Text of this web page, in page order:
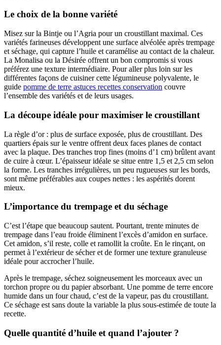
Le choix de la bonne variété
Misez sur la Bintje ou l’Agria pour un croustillant maximal. Ces
variétés farineuses développent une surface alvéolée après trempage
et séchage, qui capture l’huile et caramélise au contact de la chaleur.
La Monalisa ou la Désirée offrent un bon compromis si vous
préférez une texture intermédiaire. Pour aller plus loin sur les
différentes façons de cuisiner cette légumineuse polyvalente, le
guide pomme de terre astuces recettes conservation couvre
l’ensemble des variétés et de leurs usages.
La découpe idéale pour maximiser le croustillant
La règle d’or : plus de surface exposée, plus de croustillant. Des
quartiers épais sur le ventre offrent deux faces planes de contact
avec la plaque. Des tranches trop fines (moins d’1 cm) brûlent avant
de cuire à cœur. L’épaisseur idéale se situe entre 1,5 et 2,5 cm selon
la forme. Les tranches irrégulières, un peu rugueuses sur les bords,
sont même préférables aux coupes nettes : les aspérités dorent
mieux.
L’importance du trempage et du séchage
C’est l’étape que beaucoup sautent. Pourtant, trente minutes de
trempage dans l’eau froide éliminent l’excès d’amidon en surface.
Cet amidon, s’il reste, colle et ramollit la croûte. En le rinçant, on
permet à l’extérieur de sécher et de former une texture granuleuse
idéale pour accrocher l’huile.
Après le trempage, séchez soigneusement les morceaux avec un
torchon propre ou du papier absorbant. Une pomme de terre encore
humide dans un four chaud, c’est de la vapeur, pas du croustillant.
Ce séchage est sans doute la variable la plus sous-estimée de toute la
recette.
Quelle quantité d’huile et quand l’ajouter ?